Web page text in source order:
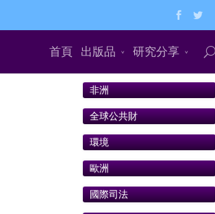
首頁 出版品 研究分享
非洲
全球公共財
環境
歐洲
國際司法